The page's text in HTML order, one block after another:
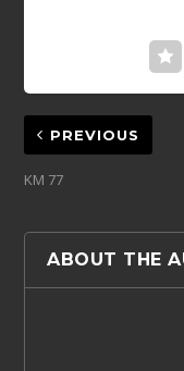
PREVIOUS
KM 77
ABOUT THE